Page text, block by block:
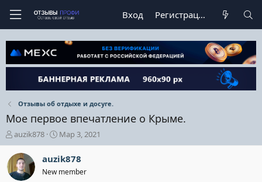
Вход Регистрация
Отзывы об отдыхе и досуге.
Мое первое впечатление о Крыме.
А
в
т
о
р
auzik878
Д
а
т
а
н
Мар 3, 2021
auzik878
New member